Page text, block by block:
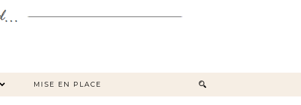
MISE EN PLACE